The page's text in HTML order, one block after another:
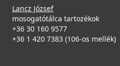
79 990
ELLECI - Tisztítószer,
Lancz József
mosogatótálca tartozékok
+36 30 160 9577
+36 1 420 7383 (106-os mellék)